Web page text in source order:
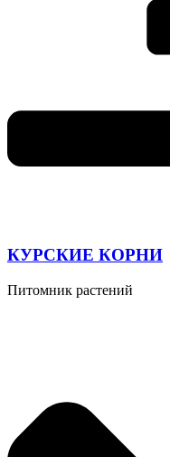
КУРСКИЕ КОРНИ
Питомник растений